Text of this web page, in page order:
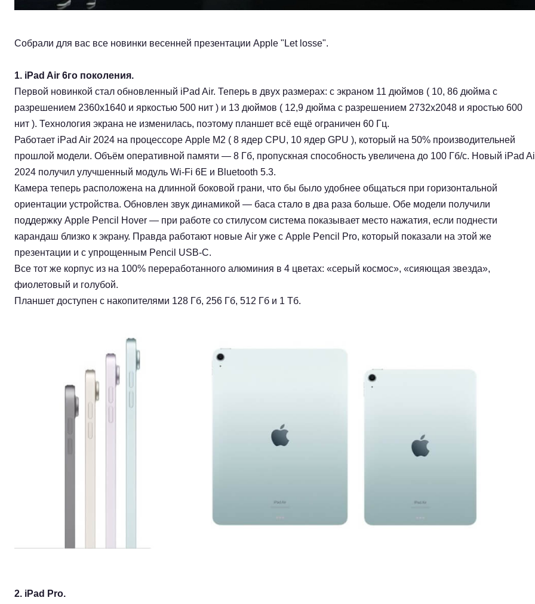
Собрали для вас все новинки весенней презентации Apple "Let losse".
1. iPad Air 6го поколения.
Первой новинкой стал обновленный iPad Air. Теперь в двух размерах: с экраном 11 дюймов ( 10, 86 дюйма с
разрешением 2360х1640 и яркостью 500 нит ) и 13 дюймов ( 12,9 дюйма с разрешением 2732х2048 и яростью 600
нит ). Технология экрана не изменилась, поэтому планшет всё ещё ограничен 60 Гц.
Работает iPad Air 2024 на процессоре Apple M2 ( 8 ядер CPU, 10 ядер GPU ), который на 50% производительней
прошлой модели. Объём оперативной памяти — 8 Гб, пропускная способность увеличена до 100 Гб/с. Новый iPad
2024 получил улучшенный модуль Wi-Fi 6E и Bluetooth 5.3.
Камера теперь расположена на длинной боковой грани, что бы было удобнее общаться при горизонтальной
ориентации устройства. Обновлен звук динамикой — баса стало в два раза больше. Обе модели получили
поддержку Apple Pencil Hover — при работе со стилусом система показывает место нажатия, если поднести
карандаш близко к экрану. Правда работают новые Air уже с Apple Pencil Pro, который показали на этой же
презентации и с упрощенным Pencil USB-C.
Все тот же корпус из на 100% переработанного алюминия в 4 цветах: «серый космос», «сияющая звезда»,
фиолетовый и голубой.
Планшет доступен с накопителями 128 Гб, 256 Гб, 512 Гб и 1 Тб.
2. iPad Pro.